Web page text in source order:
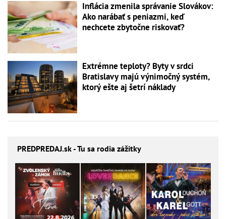
Inflácia zmenila správanie Slovákov:
Ako narábať s peniazmi, keď
nechcete zbytočne riskovať?
Extrémne teploty? Byty v srdci
Bratislavy majú výnimočný systém,
ktorý ešte aj šetrí náklady
PREDPREDAJ.sk - Tu sa rodia zážitky